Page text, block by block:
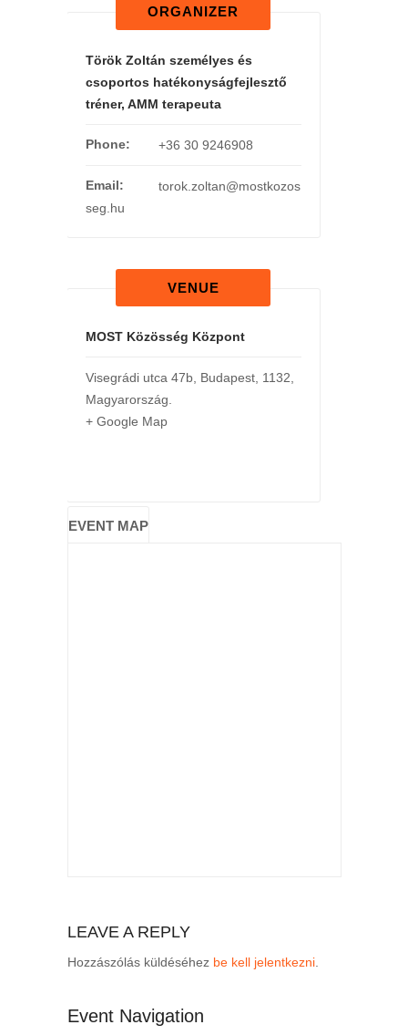
ORGANIZER
Török Zoltán személyes és
csoportos hatékonyságfejlesztő
tréner, AMM terapeuta
Phone: +36 30 9246908
Email:
torok.zoltan@mostkozos
seg.hu
VENUE
MOST Közösség Központ
Visegrádi utca 47b, Budapest, 1132
Magyarország
+ Google Map
EVENT MAP
LEAVE A REPLY
Hozzászólás küldéséhez be kell jelentkezni.
Event Navigation